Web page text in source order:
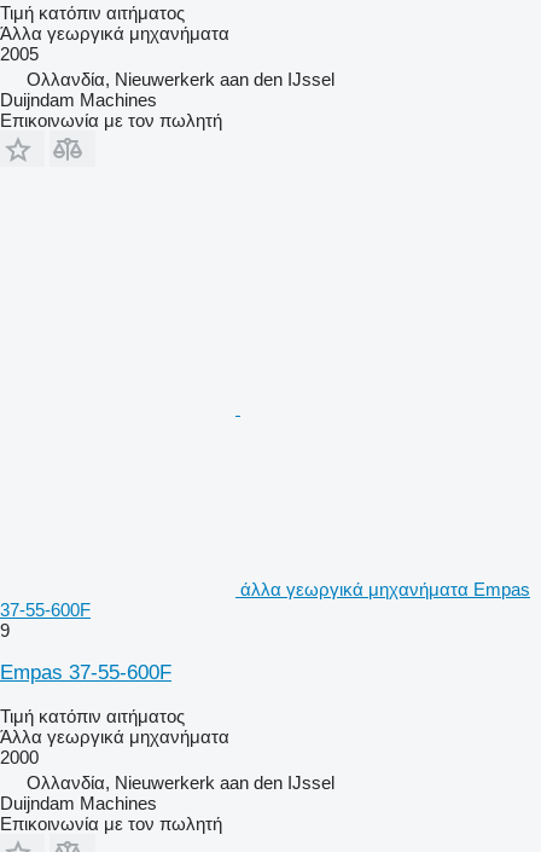
Τιμή κατόπιν αιτήματος
Άλλα γεωργικά μηχανήματα
2005
Ολλανδία, Nieuwerkerk aan den IJssel
Duijndam Machines
Επικοινωνία με τον πωλητή
άλλα γεωργικά μηχανήματα Empas
37-55-600F
9
Empas 37-55-600F
Τιμή κατόπιν αιτήματος
Άλλα γεωργικά μηχανήματα
2000
Ολλανδία, Nieuwerkerk aan den IJssel
Duijndam Machines
Επικοινωνία με τον πωλητή